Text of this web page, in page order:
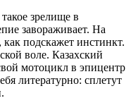
зрелище в
завораживает. На
подскажет инстинкт.
воле. Казахский
мотоцикл в эпицентр
литературно: сплетут